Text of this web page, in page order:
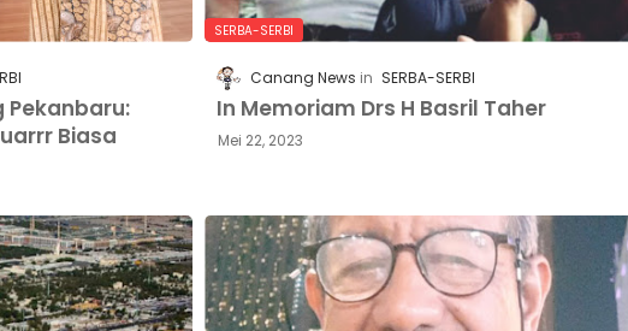
Pekanbaru:
Biasa
SERBA-SERBI
Canang News SERBA-SERBI
In Memoriam Drs H Basril Taher
Mei 22, 2023